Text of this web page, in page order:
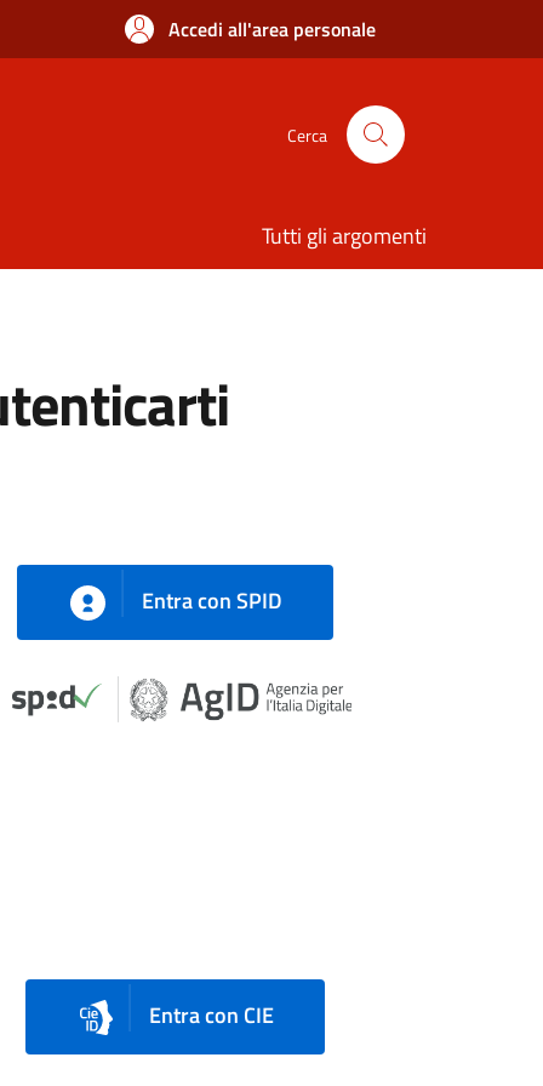
Accedi all'area personale
Cerca
Tutti gli argomenti
Entra con SPID
Entra con CIE